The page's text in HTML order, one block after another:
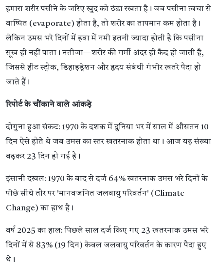
हमारा शरीर पसीने के जरिए खुद को ठंडा रखता है। जब पसीना त्वचा से
वाष्पित (evaporate) होता है, तो शरीर का तापमान कम होता है।
लेकिन उमस भरे दिनों में हवा में नमी इतनी ज्यादा होती है कि पसीना
सूख ही नहीं पाता। नतीजा—शरीर की गर्मी अंदर ही कैद हो जाती है,
जिससे हीट स्ट्रोक, डिहाइड्रेशन और हृदय संबंधी गंभीर खतरे पैदा हो
जाते हैं।
रिपोर्ट के चौंकाने वाले आंकड़े
दोगुना हुआ संकट: 1970 के दशक में दुनिया भर में साल में औसतन 10
दिन ऐसे होते थे जब उमस का स्तर खतरनाक होता था। आज यह संख्या
बढ़कर 23 दिन हो गई है।
इंसानी दखल: 1970 के बाद से दर्ज 64% खतरनाक उमस भरे दिनों के
पीछे सीधे तौर पर 'मानवजनित जलवायु परिवर्तन' (Climate
Change) का हाथ है।
वर्ष 2025 का हाल: पिछले साल दर्ज किए गए 23 खतरनाक उमस भरे
दिनों में से 83% (19 दिन) केवल जलवायु परिवर्तन के कारण पैदा हुए
थे।